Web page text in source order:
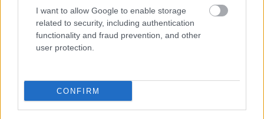
I want to allow Google to enable storage
related to security, including authentication
functionality and fraud prevention, and other
user protection.
CONFIRM
A MÚOSZ sajtódíjának második helyét nyerte el a Borsod24 és
a Paraméter közös riportfilmje a Sajó szennyezéséről
Tánccal, zeneszóval és vásárral telik meg Jászberény, indul a
Csángó Fesztivál
mezőtúri kórházban leállt a klíma
Átszervezi működését az osztrák óriáscég, Szolnok is érintett